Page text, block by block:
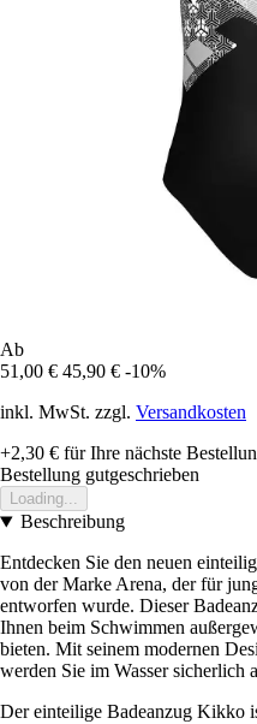
Ab
51,00 € 45,90 € -10%
inkl. MwSt. zzgl. Versandkosten
+2,30 € für Ihre nächste
Bestellung gutgeschrieben
Loading...
Beschreibung
Entdecken Sie den neuen
von der Marke Arena, der für
entworfen wurde. Dieser
Ihnen beim Schwimmen
bieten. Mit seinem modernen
werden Sie im Wasser sicherlich
Der einteilige Badeanzug Kikko